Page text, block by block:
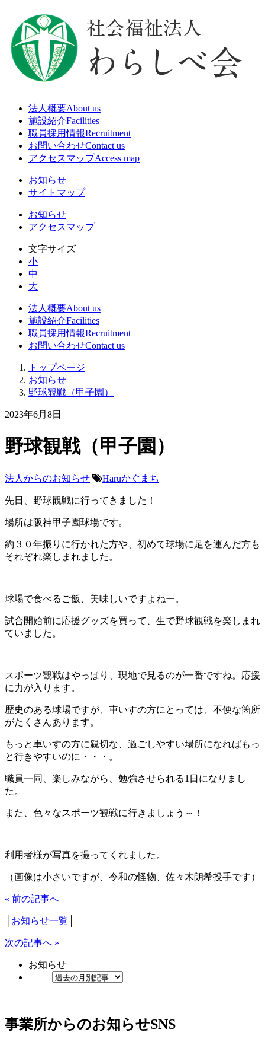
法人概要About us
施設紹介Facilities
職員採用情報Recruitment
お問い合わせContact us
アクセスマップAccess map
お知らせ
サイトマップ
お知らせ
アクセスマップ
文字サイズ
小
中
大
法人概要About us
施設紹介Facilities
職員採用情報Recruitment
お問い合わせContact us
トップページ
お知らせ
野球観戦（甲子園）
2023年6月8日
野球観戦（甲子園）
法人からのお知らせ Haruかぐまち
先日、野球観戦に行ってきました！
場所は阪神甲子園球場です。
約３０年振りに行かれた方や、初めて球場に足を運んだ方も
それぞれ楽しまれました。
球場で食べるご飯、美味しいですよねー。
試合開始前に応援グッズを買って、生で野球観戦を楽しまれ
ていました。
スポーツ観戦はやっぱり、現地で見るのが一番ですね。応援
に力が入ります。
歴史のある球場ですが、車いすの方にとっては、不便な箇所
がたくさんあります。
もっと車いすの方に親切な、過ごしやすい場所になればもっ
と行きやすいのに・・・。
職員一同、楽しみながら、勉強させられる1日になりまし
た。
また、色々なスポーツ観戦に行きましょう～！
利用者様が写真を撮ってくれました。
（画像は小さいですが、令和の怪物、佐々木朗希投手です）
« 前の記事へ
お知らせ一覧
次の記事へ »
お知らせ
事業所からのお知らせSNS